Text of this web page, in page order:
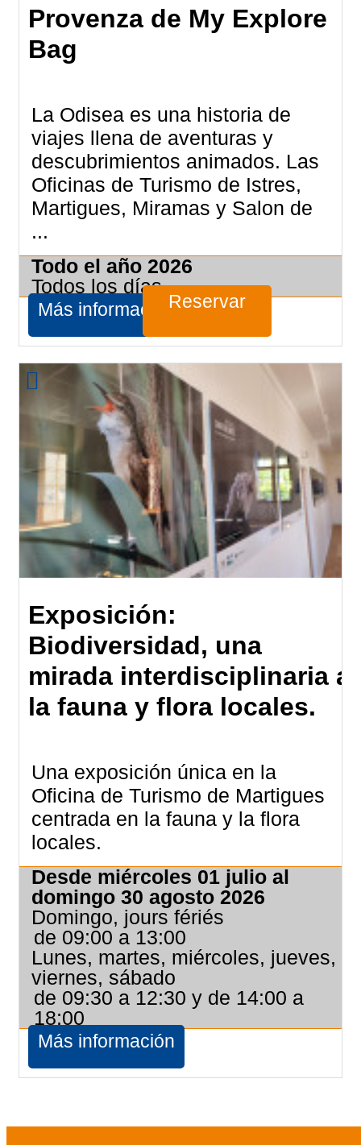
Provenza de My Explore
Bag
La Odisea es una historia de
viajes llena de aventuras y
descubrimientos animados. Las
Oficinas de Turismo de Istres,
Martigues, Miramas y Salon de
...
Todo el año 2026
Todos los días
Más informaciónReservar
Exposición:
Biodiversidad, una
mirada interdisciplinaria a
la fauna y flora locales.
Una exposición única en la
Oficina de Turismo de Martigues
centrada en la fauna y la flora
locales.
Desde miércoles 01 julio al
domingo 30 agosto 2026
Domingo, jours fériés
de 09:00 a 13:00
Lunes, martes, miércoles, jueves,
viernes, sábado
de 09:30 a 12:30 y de 14:00 a
18:00
Más información